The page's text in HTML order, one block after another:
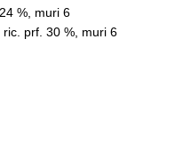
%, muri 6
ric. prf. 30 %, muri 6